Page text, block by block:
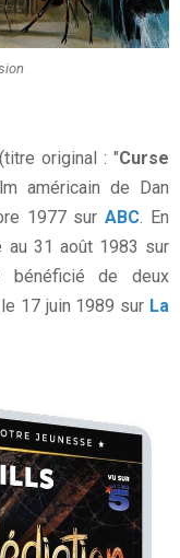
original : "Curse
américain de Dan
1977 surABC. En
au 31 août 1983 sur
de deux
17 juin 1989 sur La